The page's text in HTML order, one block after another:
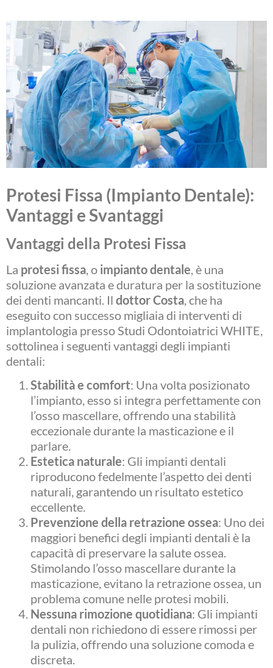
Protesi Fissa (Impianto Dentale):
Vantaggi e Svantaggi
Vantaggi della Protesi Fissa
La protesi fissa , o impianto dentale , è una
soluzione avanzata e duratura per la sostituzione
dei denti mancanti. Il dottor Costa , che ha
eseguito con successo migliaia di interventi di
implantologia presso Studi Odontoiatrici WHITE,
sottolinea i seguenti vantaggi degli impianti
dentali:
Stabilità e comfort: Una volta posizionato
l’impianto, esso si integra perfettamente con
l’osso mascellare, offrendo una stabilità
eccezionale durante la masticazione e il
parlare.
Estetica naturale: Gli impianti dentali
riproducono fedelmente l’aspetto dei denti
naturali, garantendo un risultato estetico
eccellente.
Prevenzione della retrazione ossea: Uno dei
maggiori benefici degli impianti dentali è la
capacità di preservare la salute ossea.
Stimolando l’osso mascellare durante la
masticazione, evitano la retrazione ossea, un
problema comune nelle protesi mobili.
Nessuna rimozione quotidiana: Gli impianti
dentali non richiedono di essere rimossi per
la pulizia, offrendo una soluzione comoda e
discreta.